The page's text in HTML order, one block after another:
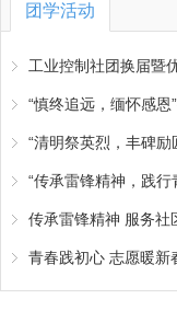
团学活动
工业控制社团换届暨
“慎终追远，缅怀感
“清明祭英烈，丰碑励
“传承雷锋精神，践
传承雷锋精神 服务
青春践初心 志愿暖